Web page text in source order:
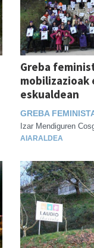
Greba
eskualdean
GREBA
Izar Mendiguren
AIARALDEA